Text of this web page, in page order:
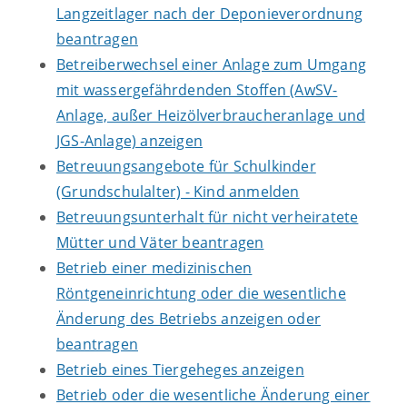
Langzeitlager nach der Deponieverordnung
beantragen
Betreiberwechsel einer Anlage zum Umgang
mit wassergefährdenden Stoffen (AwSV-
Anlage, außer Heizölverbraucheranlage und
JGS-Anlage) anzeigen
Betreuungsangebote für Schulkinder
(Grundschulalter) - Kind anmelden
Betreuungsunterhalt für nicht verheiratete
Mütter und Väter beantragen
Betrieb einer medizinischen
Röntgeneinrichtung oder die wesentliche
Änderung des Betriebs anzeigen oder
beantragen
Betrieb eines Tiergeheges anzeigen
Betrieb oder die wesentliche Änderung einer